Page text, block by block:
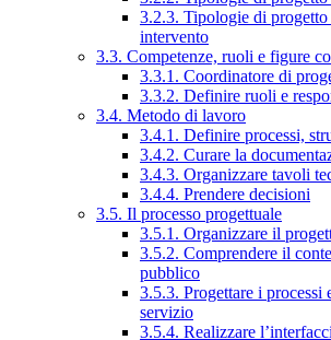
3.2.3. Tipologie di progetto
intervento
3.3. Competenze, ruoli e figure
3.3.1. Coordinatore di
3.3.2. Definire ruoli e
3.4. Metodo di lavoro
3.4.1. Definire processi,
3.4.2. Curare la
3.4.3. Organizzare tavoli
3.4.4. Prendere decisioni
3.5. Il processo progettuale
3.5.1. Organizzare il
3.5.2. Comprendere il
pubblico
3.5.3. Progettare i processi
servizio
3.5.4. Realizzare